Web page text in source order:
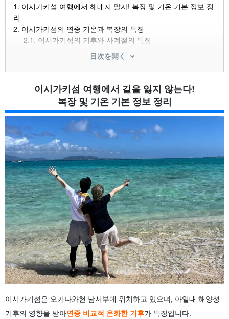
1. 이시가키섬 여행에서 헤매지 말자! 복장 및 기온 기본 정보 정
리
2. 이시가키섬의 연중 기온과 복장의 특징
2.1. 이시가키섬의 기후와 사계절의 특징
이시가키섬 여행 시 복장 선택의 포인트
이시가키섬의 옷차림에서 주의해야 할 자외선 대책
3.봄철 이시가키지마 여행에 추천하는 복장과 온도
3.1.3월의 복장 및 기온 기준
4월의 복장 및 기온 기준
5월의 복장 및 기온 기준
4.여름 이시가키지마 여행에 추천하는 복장과 기온
6월의 복장 및 기온 기준
4.2.
7월의 복장 및 기온 기준
4.3.8월의 복장 및 기온 기준
4.4.9월의 복장 및 기온 기준
5.가을 이시가키지마 여행에 추천하는 복장과 기온은?
5.1.10월의 복장 및 기온 기준
5.2.11월 복장 및 기온 기준
6.겨울 이시가키섬 여행 시 추천 복장 및 기온은?
6.1.12월 복장 및 기온 기준
6.2.1월 복장 및 기온 기준
6.3.2월의 복장 및 기온 기준
7.이시가키섬 여행 복장 및 준비물 요령
7.1.관광과 액티비티에 맞는 옷차림에 대한 고민
7.2.비오는 날이나 강풍이 부는 날의 옷차림과 편의용품
7.3.자외선 차단을 위한 추천 아이템
8.이시가키섬 복장 관련 자주 묻는 질문(FAQ)
9.요약
目次を開く
이시가키섬 여행에서 길을 잃지 않는다!
복장 및 기온 기본 정보 정리
이시가키섬은 오키나와현 남서부에 위치하고 있으며, 아열대 해양성
기후의 영향을 받아연중 비교적 온화한 기후가 특징입니다.